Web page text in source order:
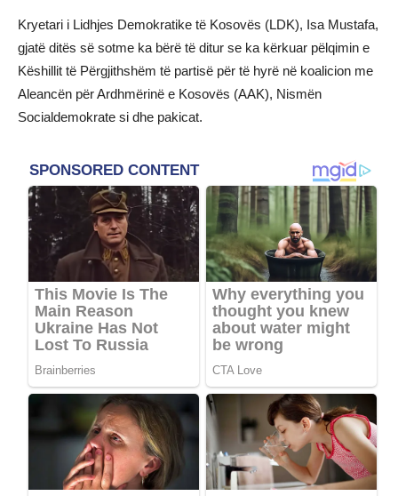
Kryetari i Lidhjes Demokratike të Kosovës (LDK), Isa Mustafa,
gjatë ditës së sotme ka bërë të ditur se ka kërkuar pëlqimin e
Këshillit të Përgjithshëm të partisë për të hyrë në koalicion me
Aleancën për Ardhmërinë e Kosovës (AAK), Nismën
Socialdemokrate si dhe pakicat.